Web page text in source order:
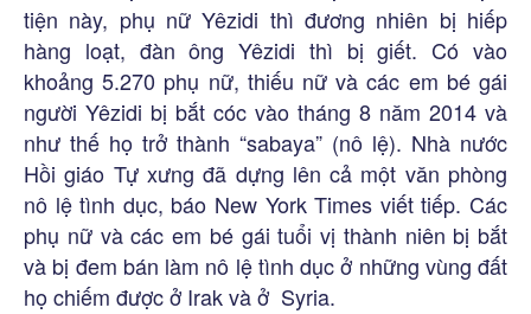
tiện này, phụ nữ Yêzidi thì đương nhiên bị hiếp
hàng loạt, đàn ông Yêzidi thì bị giết. Có vào
khoảng 5.270 phụ nữ, thiếu nữ và các em bé gái
người Yêzidi bị bắt cóc vào tháng 8 năm 2014 và
như thế họ trở thành “sabaya” (nô lệ). Nhà nước
Hồi giáo Tự xưng đã dựng lên cả một văn phòng
nô lệ tình dục, báo New York Times viết tiếp. Các
phụ nữ và các em bé gái tuổi vị thành niên bị bắt
và bị đem bán làm nô lệ tình dục ở những vùng đất
họ chiếm được ở Irak và ở Syria.